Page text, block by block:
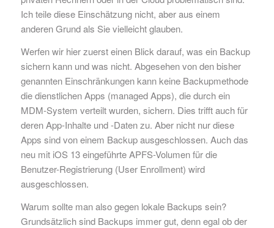
Ich teile diese Einschätzung nicht, aber aus einem
anderen Grund als Sie vielleicht glauben.
Werfen wir hier zuerst einen Blick darauf, was ein Backup
sichern kann und was nicht. Abgesehen von den bisher
genannten Einschränkungen kann keine Backupmethode
die dienstlichen Apps (managed Apps), die durch ein
MDM-System verteilt wurden, sichern. Dies trifft auch für
deren App-Inhalte und -Daten zu. Aber nicht nur diese
Apps sind von einem Backup ausgeschlossen. Auch das
neu mit iOS 13 eingeführte APFS-Volumen für die
Benutzer-Registrierung (User Enrollment) wird
ausgeschlossen.
Warum sollte man also gegen lokale Backups sein?
Grundsätzlich sind Backups immer gut, denn egal ob der